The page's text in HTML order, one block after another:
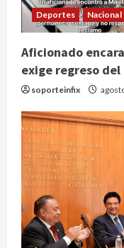
Deportes Nacional
Aficionado
exige regreso del
soporteinfix